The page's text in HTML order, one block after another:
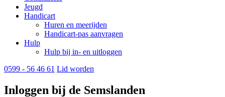
Jeugd
Handicart
Huren en meerijden
Handicart-pas aanvragen
Hulp
Hulp bij in- en uitloggen
0599 - 56 46 61 Lid worden
Inloggen bij de Semslanden